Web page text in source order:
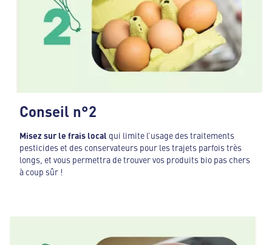
Conseil n°2
Misez sur le frais local qui limite l’usage des traitements
pesticides et des conservateurs pour les trajets parfois très
longs, et vous permettra de trouver vos produits bio pas chers
à coup sûr !